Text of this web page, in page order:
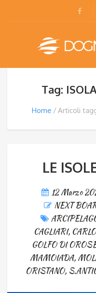
Tag:
Home Articoli
LE
12 Marzo
NEXT
CAGLIARI,
GOLFO DI
MAMOIADA,
ORISTANO,